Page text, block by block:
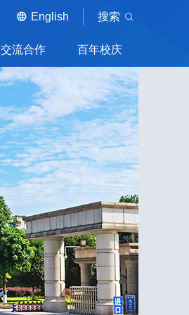
English 搜索
交流合作 百年校庆